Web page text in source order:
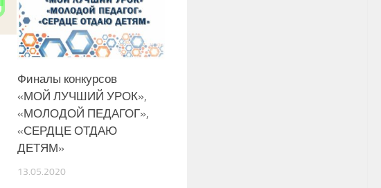
Финалы конкурсов
«МОЙ ЛУЧШИЙ УРОК»,
«МОЛОДОЙ ПЕДАГОГ»,
«СЕРДЦЕ ОТДАЮ
ДЕТЯМ»
13.05.2020